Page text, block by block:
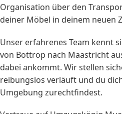
Organisation über den
deiner Möbel in deinem neuen
Unser erfahrenes Team kennt
von Bottrop nach Maastricht
dabei ankommt. Wir stellen
reibungslos verläuft und du
Umgebung zurechtfindest.